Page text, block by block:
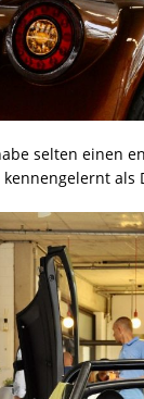
selten einen
als